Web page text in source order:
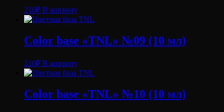
210₽ В корзину
Color base «TNL» №09 (10 мл)
210₽ В корзину
Color base «TNL» №10 (10 мл)